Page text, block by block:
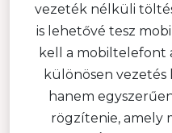
vezeték nélküli
is lehetővé tesz
kell a mobiltelefont
különösen
hanem
rögzítenie, amely